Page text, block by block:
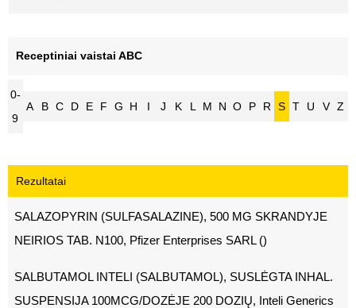
Receptiniai vaistai ABC
0-
9
A B C D E F G H I J K L M N O P R S T U V Z
Rezultatai
SALAZOPYRIN (SULFASALAZINE), 500 MG SKRANDYJE
NEIRIOS TAB. N100, Pfizer Enterprises SARL ()
SALBUTAMOL INTELI (SALBUTAMOL), SUSLĖGTA INHAL.
SUSPENSIJA 100MCG/DOZĖJE 200 DOZIŲ, Inteli Generics